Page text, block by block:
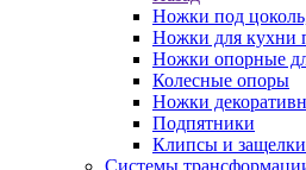
Ножки под
Ножки для кухни
Ножки опорные
Колесные опоры
Ножки
Подпятники
Клипсы и защелки
Системы